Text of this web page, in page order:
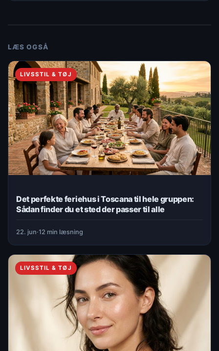
LÆS OGSÅ
LIVSSTIL & TØJ
Det perfekte feriehus i Toscana til hele gruppen:
Sådan finder du et sted der passer til alle
22. jun·12 min læsning
LIVSSTIL & TØJ